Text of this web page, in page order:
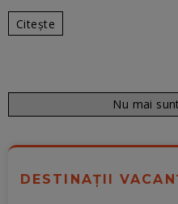
Citește
Nu mai
DESTINAȚII